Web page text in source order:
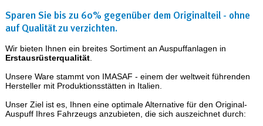
Sparen Sie bis zu 60% gegenüber dem Originalteil - ohne
auf Qualität zu verzichten.
Wir bieten Ihnen ein breites Sortiment an Auspuffanlagen in
Erstausrüsterqualität.
Unsere Ware stammt von IMASAF - einem der weltweit führenden
Hersteller mit Produktionsstätten in Italien.
Unser Ziel ist es, Ihnen eine optimale Alternative für den Original-
Auspuff Ihres Fahrzeugs anzubieten, die sich auszeichnet durch: